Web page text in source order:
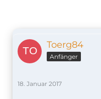
Toerg84
Anfänger
18. Januar 2017